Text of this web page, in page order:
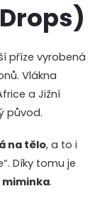
příze vyrobená
Vlákna
a Jižní
původ.
na tělo, a to i
Díky tomu je
miminka.